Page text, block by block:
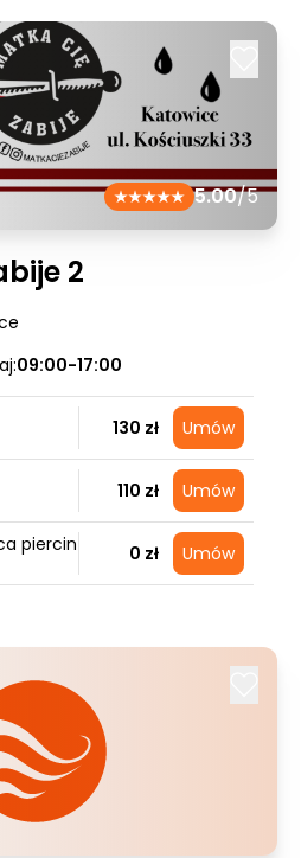
5.00/5
2
09:00-17:00
130 zł Umów
110 zł Umów
piercin
0 zł Umów